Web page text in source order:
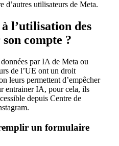
d’autres utilisateurs de Meta.
l’utilisation des
compte ?
par IA de Meta ou
de l’UE ont un droit
leurs permettent d’empêcher
entrainer IA, pour cela, ils
depuis Centre de
un formulaire